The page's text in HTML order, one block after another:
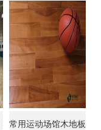
常用运动场馆木地板